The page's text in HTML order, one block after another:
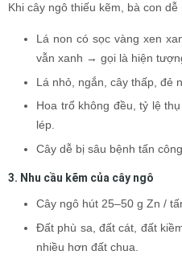
Khi cây ngô thiếu kẽm, bà con dễ
Lá non có sọc vàng xen
vẫn xanh → gọi là hiện
Lá nhỏ, ngắn, cây thấp, đẻ
Hoa trổ không đều, tỷ lệ
lép.
Cây dễ bị sâu bệnh tấn
3. Nhu cầu kẽm của cây ngô
Cây ngô hút 25–50 g Zn /
Đất phù sa, đất cát, đất
nhiều hơn đất chua.